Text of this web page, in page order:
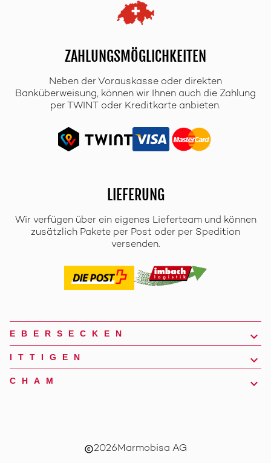
ZAHLUNGSMÖGLICHKEITEN
Neben der Vorauskasse oder direkten
Banküberweisung, können wir Ihnen auch die Zahlung
per TWINT oder Kreditkarte anbieten.
LIEFERUNG
Wir verfügen über ein eigenes Lieferteam und können
zusätzlich Pakete per Post oder per Spedition
versenden.
EBERSECKEN
ITTIGEN
CHAM
copyright2026Marmobisa AG